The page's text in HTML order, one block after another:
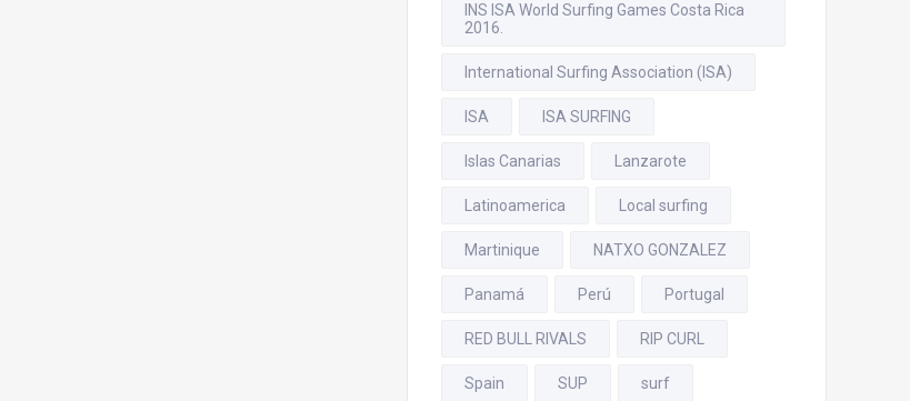
INS ISA World Surfing Games Costa Rica
2016.
International Surfing Association (ISA)
ISA ISA SURFING
Islas Canarias Lanzarote
Latinoamerica Local surfing
Martinique NATXO GONZALEZ
Panamá Perú Portugal
RED BULL RIVALS RIP CURL
Spain SUP surf